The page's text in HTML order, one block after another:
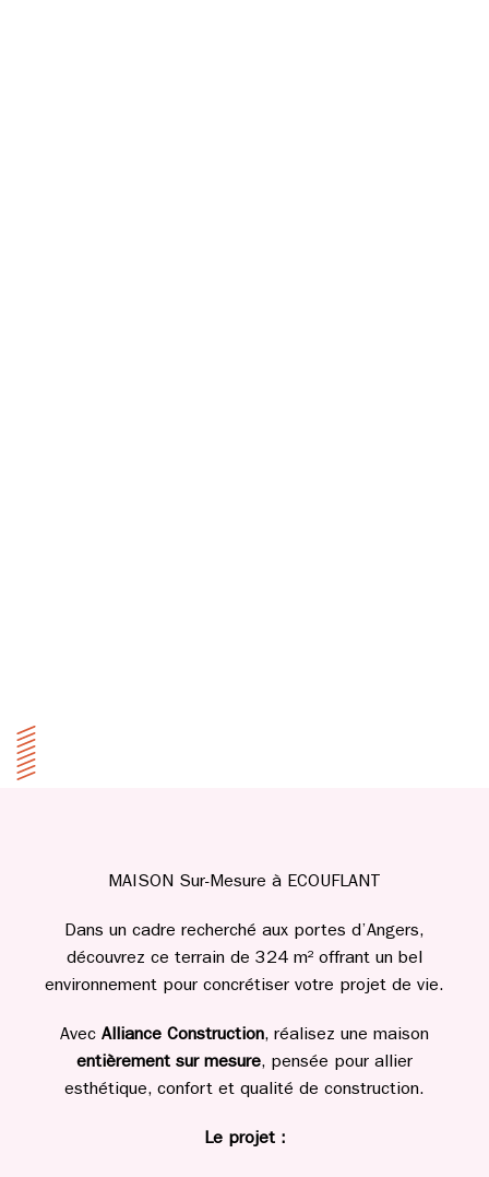
MAISON Sur-Mesure à ECOUFLANT
Dans un cadre recherché aux portes d’Angers,
découvrez ce terrain de 324 m² offrant un bel
environnement pour concrétiser votre projet de vie.
Avec Alliance Construction, réalisez une maison
entièrement sur mesure, pensée pour allier
esthétique, confort et qualité de construction.
Le projet :